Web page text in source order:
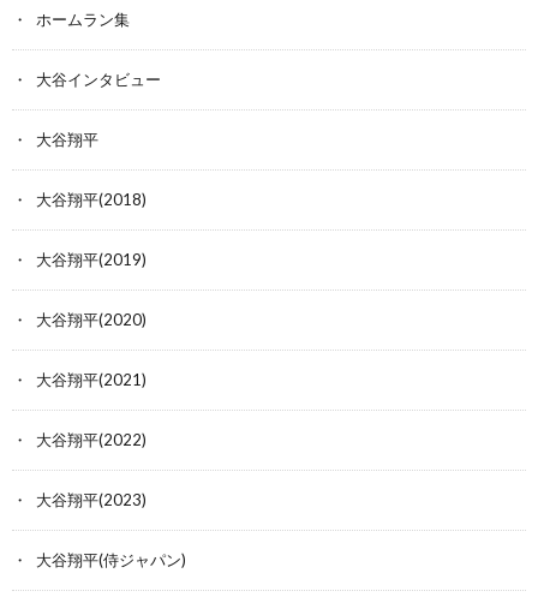
ホームラン集
大谷インタビュー
大谷翔平
大谷翔平(2018)
大谷翔平(2019)
大谷翔平(2020)
大谷翔平(2021)
大谷翔平(2022)
大谷翔平(2023)
大谷翔平(侍ジャパン)